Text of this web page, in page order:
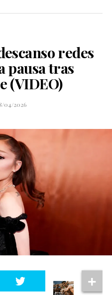
redes
pausa tras
(VIDEO)
04/2026